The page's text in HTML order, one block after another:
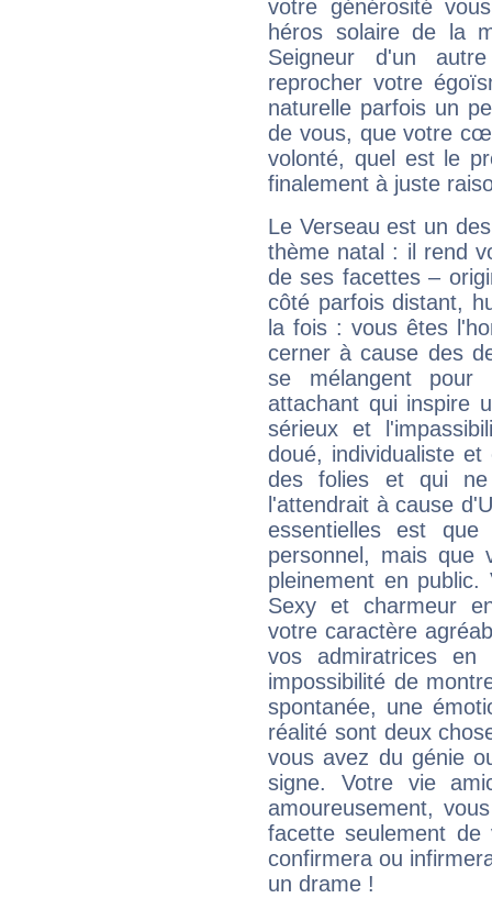
votre générosité
héros solaire de la
Seigneur d'un
reprocher votre
naturelle parfois un
de vous, que votre
volonté, quel est le
finalement à juste
Le Verseau est un
thème natal : il rend
de ses facettes –
côté parfois distant,
la fois : vous êtes
cerner à cause des
se mélangent
attachant qui inspire
sérieux et
doué, individualiste
des folies et qui
l'attendrait à cause
essentielles est
personnel, mais que
pleinement en
Sexy et charmeur
votre caractère
vos admiratrices
impossibilité de
spontanée, une
réalité sont deux
vous avez du génie
signe. Votre vie
amoureusement,
facette seulement
confirmera ou
un drame !